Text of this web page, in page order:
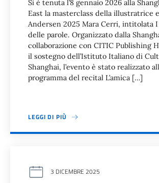
Si è tenuta l’8 gennaio 2026 alla
East la masterclass della illustratrice
Andersen 2025 Mara Cerri, intitolata
delle parole. Organizzato dalla
collaborazione con CITIC Publishing
il sostegno dell’Istituto Italiano di
Shanghai, l’evento è stato realizzato
programma del recital L’amica […]
LEGGI DI PIÙ
3 DICEMBRE 2025